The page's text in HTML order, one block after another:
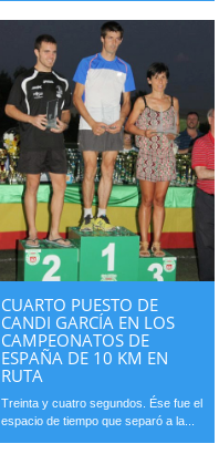
CUARTO PUESTO DE
CANDI GARCÍA EN LOS
CAMPEONATOS DE
ESPAÑA DE 10 KM EN
RUTA
Treinta y cuatro segundos. Ése fue el
espacio de tiempo que separó a la...